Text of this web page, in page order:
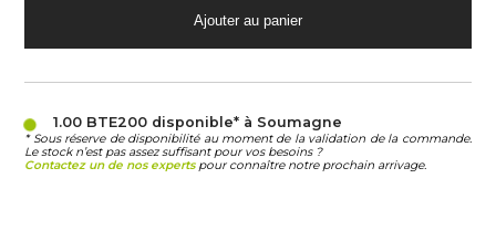
1.00 BTE200disponible* à Soumagne
* Sous réserve de disponibilité au moment de la validation de la commande.
Le stock n’est pas assez suffisant pour vos besoins ?
Contactez un de nos expertspour connaître notre prochain arrivage.